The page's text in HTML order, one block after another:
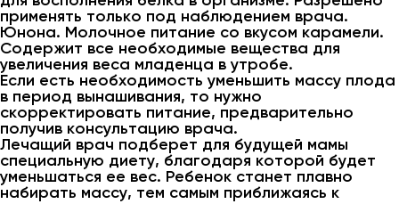
применять только под наблюдением врача.
Юнона. Молочное питание со вкусом карамели.
Содержит все необходимые вещества для
увеличения веса младенца в утробе.
Если есть необходимость уменьшить массу плода
в период вынашивания, то нужно
скорректировать питание, предварительно
получив консультацию врача.
Лечащий врач подберет для будущей мамы
специальную диету, благодаря которой будет
уменьшаться ее вес. Ребенок станет плавно
набирать массу, тем самым приближаясь к